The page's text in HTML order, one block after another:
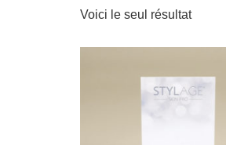
Voici le seul résultat